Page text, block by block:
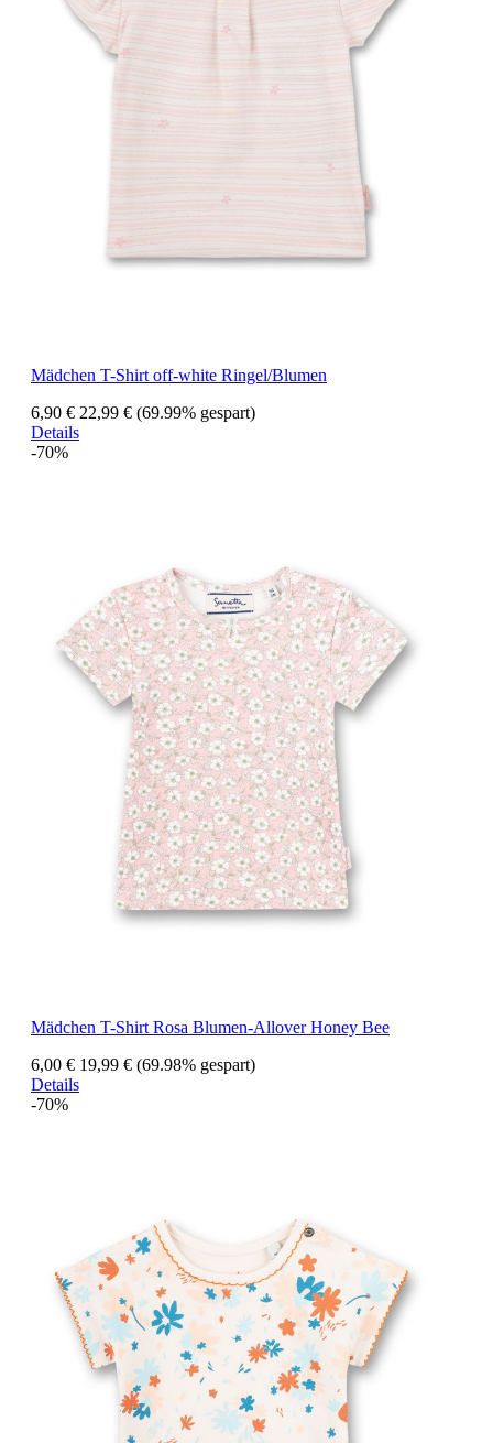
Mädchen T-Shirt off-white Ringel/Blumen
6,90 € 22,99 € (69.99% gespart)
Details
-70%
Mädchen T-Shirt Rosa Blumen-Allover Honey Bee
6,00 € 19,99 € (69.98% gespart)
Details
-70%